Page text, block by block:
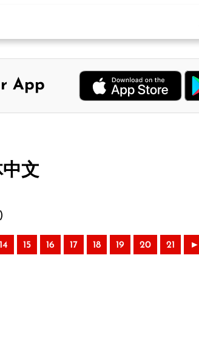
App
文
14 15 16 17 18 19 20 21 ►